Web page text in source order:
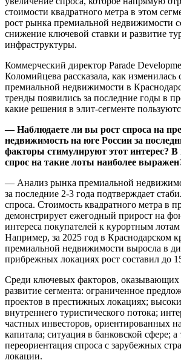
стоимости квадратного метра в этом
рост рынка премиальной недвижимости
снижение ключевой ставки и развитие
инфраструктуры.
Коммерческий директор Parade
Коломийцева рассказала, как изменилась
премиальной недвижимости в
тренды появились за последние годы в
какие решения в элит-сегменте
— Наблюдаете ли вы рост спроса на
недвижимость на юге России за
факторы стимулируют этот интерес? В
спрос на такие лоты наиболее
— Анализ рынка премиальной
за последние 2-3 года подтверждает
спроса. Стоимость квадратного метра в
демонстрирует ежегодный прирост на
интереса покупателей к курортным лотам
Например, за 2025 год в Краснодарском
премиальной недвижимости выросла в
прибрежных локациях рост составил до
Среди ключевых факторов, оказывающих
развитие сегмента: ограниченное
проектов в престижных локациях;
внутреннего туристического потока;
частных инвесторов, ориентированных
капитала; ситуация в банковской сфере; а
переориентация спроса с зарубежных
локации.